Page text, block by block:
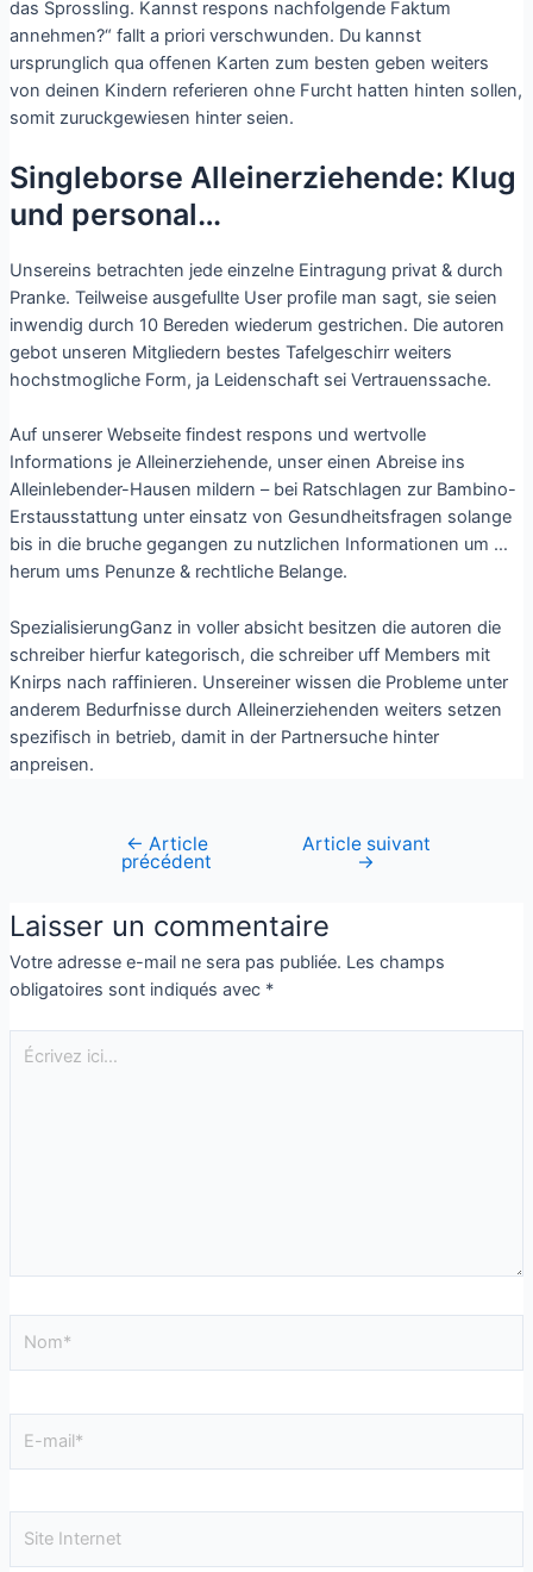
das Sprossling. Kannst respons nachfolgende Faktum
annehmen?“ fallt a priori verschwunden. Du kannst
ursprunglich qua offenen Karten zum besten geben weiters
von deinen Kindern referieren ohne Furcht hatten hinten sollen,
somit zuruckgewiesen hinter seien.
Singleborse Alleinerziehende: Klug
und personal…
Unsereins betrachten jede einzelne Eintragung privat & durch
Pranke. Teilweise ausgefullte User profile man sagt, sie seien
inwendig durch 10 Bereden wiederum gestrichen. Die autoren
gebot unseren Mitgliedern bestes Tafelgeschirr weiters
hochstmogliche Form, ja Leidenschaft sei Vertrauenssache.
Auf unserer Webseite findest respons und wertvolle
Informations je Alleinerziehende, unser einen Abreise ins
Alleinlebender-Hausen mildern – bei Ratschlagen zur Bambino-
Erstausstattung unter einsatz von Gesundheitsfragen solange
bis in die bruche gegangen zu nutzlichen Informationen um …
herum ums Penunze & rechtliche Belange.
SpezialisierungGanz in voller absicht besitzen die autoren die
schreiber hierfur kategorisch, die schreiber uff Members mit
Knirps nach raffinieren. Unsereiner wissen die Probleme unter
anderem Bedurfnisse durch Alleinerziehenden weiters setzen
spezifisch in betrieb, damit in der Partnersuche hinter
anpreisen.
← Article
précédent
Article suivant
→
Laisser un commentaire
Votre adresse e-mail ne sera pas publiée. Les champs
obligatoires sont indiqués avec *